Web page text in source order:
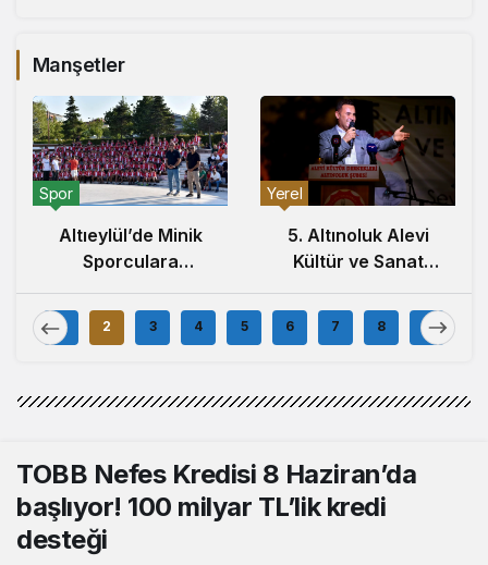
Manşetler
Yerel
5. Altınoluk Alevi
Kültür ve Sanat
Yerel
Ayvalık’ta Kadın
Muhtarlar ve
Muhtar Eşleriyle
Buluştu
1 2 3 4 5 6 7 8 9
TOBB Nefes Kredisi 8 Haziran’da
başlıyor! 100 milyar TL’lik kredi
desteği